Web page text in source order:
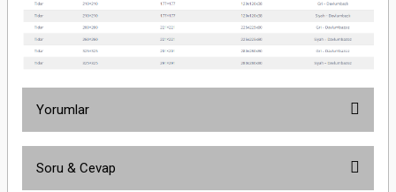
Yorumlar
Soru & Cevap